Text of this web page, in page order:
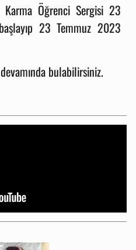
Öğrenci Sergisi 23
23 Temmuz 2023
bulabilirsiniz.